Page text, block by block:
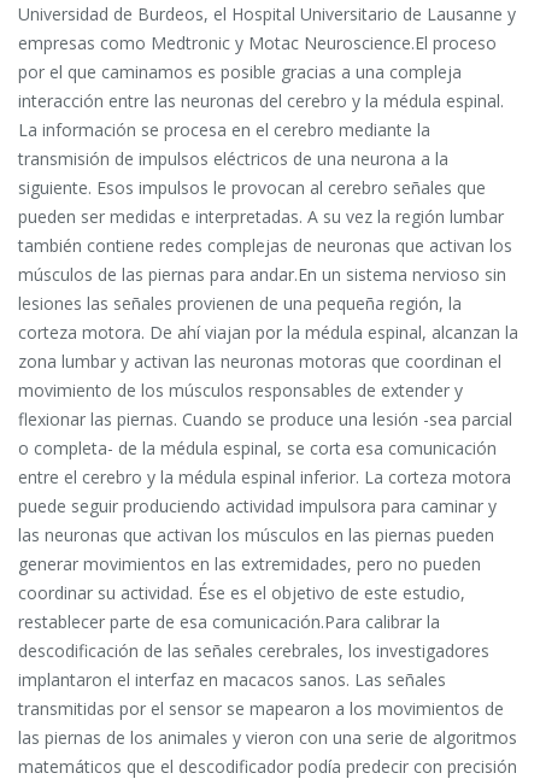
Universidad de Burdeos, el Hospital Universitario de Lausanne y
empresas como Medtronic y Motac Neuroscience.El proceso
por el que caminamos es posible gracias a una compleja
interacción entre las neuronas del cerebro y la médula espinal.
La información se procesa en el cerebro mediante la
transmisión de impulsos eléctricos de una neurona a la
siguiente. Esos impulsos le provocan al cerebro señales que
pueden ser medidas e interpretadas. A su vez la región lumbar
también contiene redes complejas de neuronas que activan los
músculos de las piernas para andar.En un sistema nervioso sin
lesiones las señales provienen de una pequeña región, la
corteza motora. De ahí viajan por la médula espinal, alcanzan la
zona lumbar y activan las neuronas motoras que coordinan el
movimiento de los músculos responsables de extender y
flexionar las piernas. Cuando se produce una lesión -sea parcial
o completa- de la médula espinal, se corta esa comunicación
entre el cerebro y la médula espinal inferior. La corteza motora
puede seguir produciendo actividad impulsora para caminar y
las neuronas que activan los músculos en las piernas pueden
generar movimientos en las extremidades, pero no pueden
coordinar su actividad. Ése es el objetivo de este estudio,
restablecer parte de esa comunicación.Para calibrar la
descodificación de las señales cerebrales, los investigadores
implantaron el interfaz en macacos sanos. Las señales
transmitidas por el sensor se mapearon a los movimientos de
las piernas de los animales y vieron con una serie de algoritmos
matemáticos que el descodificador podía predecir con precisión